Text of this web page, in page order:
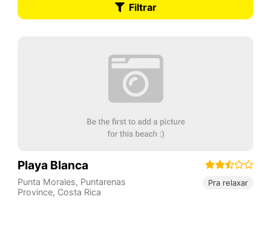
Filtrar
Playa Blanca
Punta Morales, Puntarenas
Province, Costa Rica
Pra relaxar